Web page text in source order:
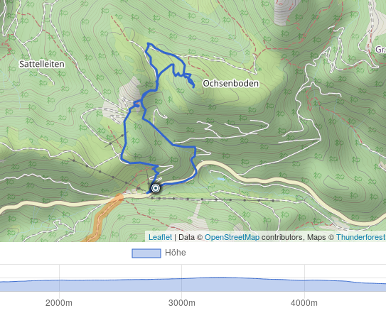
Leaflet | Data ©OpenStreetMapcontributors, Maps ©Thunderforest